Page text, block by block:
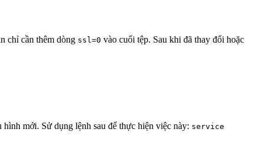
chỉ cần thêm dòng ssl=0 vào cuối tệp. Sau khi đã thay đổi hoặc
mới. Sử dụng lệnh sau để thực hiện việc này: service